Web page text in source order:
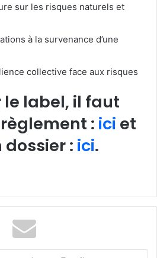
sur les risques naturels et
à la survenance d’une
collective face aux risques
le label, il faut
: ici et
: ici.